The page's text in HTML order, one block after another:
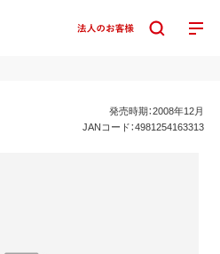
発売時期：2008年12月
JANコード：4981254163313